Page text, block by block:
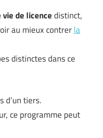
de licencedistinct,
au mieux contrerla
distinctes dans ce
d’un tiers.
ce programme peut